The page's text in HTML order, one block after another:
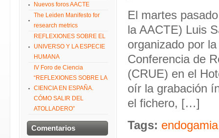
El martes
la AACTE) Luis
organizado por
Conferencia de
(CRUE) en el
oír la grabación
el fichero, […]
Tags: endogamia
Nuevos foros AACTE
The Leiden Manifesto for
research metrics
REFLEXIONES SOBRE EL
UNIVERSO Y LA ESPECIE
HUMANA
IV Foro de Ciencia
“REFLEXIONES SOBRE LA
CIENCIA EN ESPAÑA.
CÓMO SALIR DEL
ATOLLADERO”
Comentarios